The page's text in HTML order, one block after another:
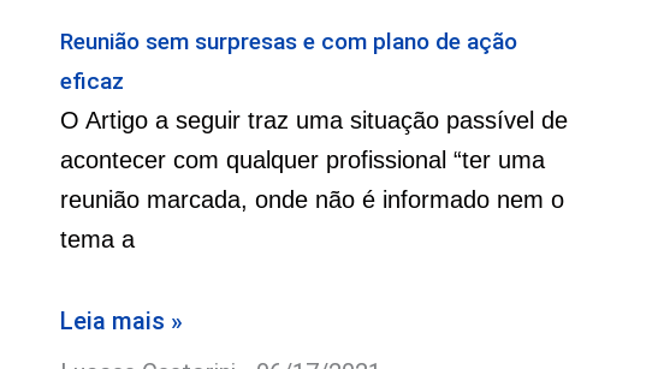
Reunião sem surpresas e com plano de ação
eficaz
O Artigo a seguir traz uma situação passível de
acontecer com qualquer profissional “ter uma
reunião marcada, onde não é informado nem o
tema a
Leia mais »